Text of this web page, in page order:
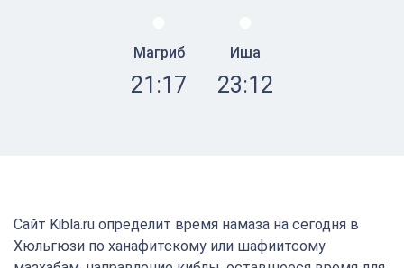
Магриб
21:17
Иша
23:12
Сайт Kibla.ru определит время намаза на сегодня в
Хюльгюзи по ханафитскому или шафиитсому